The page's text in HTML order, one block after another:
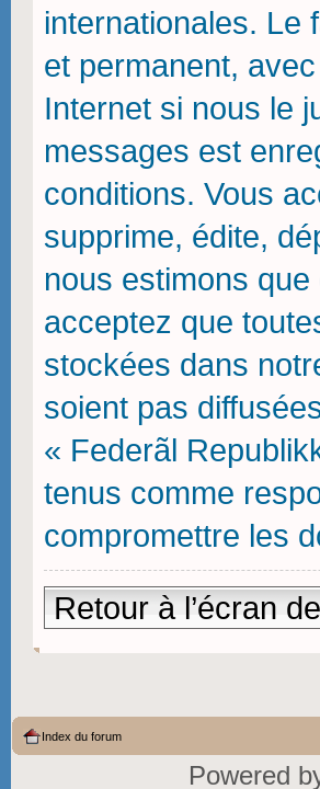
internationales. Le
et permanent,
Internet si nous le
messages est
conditions. Vous
supprime, édite,
nous estimons
acceptez que
stockées dans
soient pas
« Federãl
tenus comme
compromettre les
Retour à l’écran
Index du forum
Powered